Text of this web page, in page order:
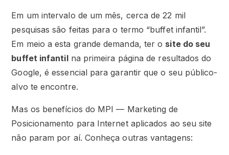
Em um intervalo de um mês, cerca de 22 mil
pesquisas são feitas para o termo “buffet infantil”.
Em meio a esta grande demanda, ter o site do seu
buffet infantilna primeira página de resultados do
Google, é essencial para garantir que o seu público-
alvo te encontre.
Mas os benefícios do MPI — Marketing de
Posicionamento para Internet aplicados ao seu site
não param por aí. Conheça outras vantagens: